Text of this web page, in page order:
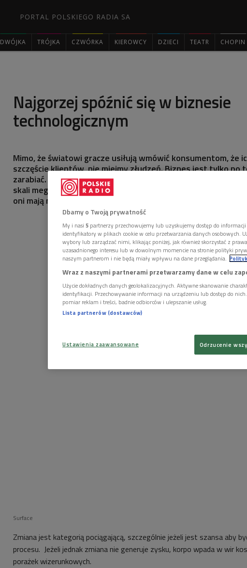
PORTAL POLSKIEGO RADIA SA
DWÓJKA TRÓJKA CZWÓRKA KIEROWCY DZIECI TEATR CHOPIN
Najgorzej spóźnić się w biznesie
technologicznym
Mimo, że światowi gracze usiłują wmówić konsumentom, że
szczęście klientów, nie miejmy złudzeń. Biznes jest tylko po
zarabiać. Szczególnie więc w biznesie globalnym pomyłki
skali mega. Dwaj gracze, którzy zaspali rynek mobilny to
oni mają największy problem aby na tym rynku ponownie
Surface
Zmiana jest kategorią pociągającą, szczególnie jeżeli jest szansa aby
procesu. Jeżeli jednak zmiana nie generuje zysku, korpo wpada w wir
porażek wizerunkowych.
Dbamy o Twoją prywatność
My i nasi 5 partnerzy przechowujemy lub uzyskujemy dostęp do
identyfikatory w plikach cookie w celu przetwarzania danych osobowych.
wybory lub zarządzać nimi, klikając poniżej, jak również skorzystać z
uzasadnionego interesu lub w dowolnym momencie na stronie polityki
naszym partnerom i nie będą miały wpływu na dane przeglądania.
Wraz z naszymi partnerami przetwarzamy dane w celu
Użycie dokładnych danych geolokalizacyjnych. Aktywne skanowanie
identyfikacji. Przechowywanie informacji na urządzeniu lub dostęp do
pomiar reklam i treści, badnie odbiorców i ulepszanie usług.
Lista partnerów (dostawców)
Ustawienia zaawansowane Odrzucenie